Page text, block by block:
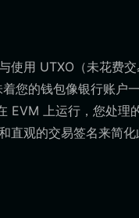
使用 UTXO（未花费
您的钱包像银行账户
EVM 上运行，您处理
观的交易签名来简